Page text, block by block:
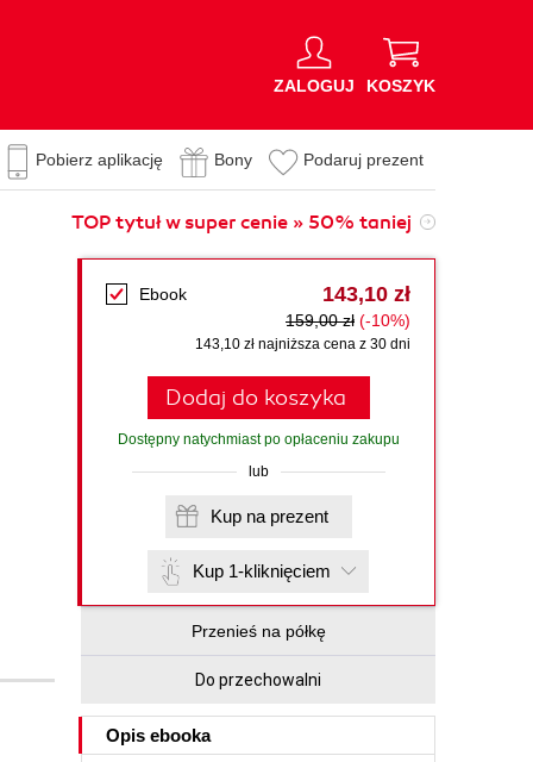
ZALOGUJ KOSZYK
Pobierz aplikację Bony Podaruj prezent
TOP tytuł w super cenie » 50% taniej
Ebook 143,10 zł
159,00 zł (-10%)
143,10 zł najniższa cena z 30 dni
Dodaj do koszyka
Dostępny natychmiast po opłaceniu zakupu
lub
Kup na prezent
Kup 1-kliknięciem
Przenieś na półkę
Do przechowalni
Opis ebooka